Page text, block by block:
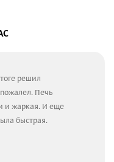
решил
Печь
и жаркая. И еще
быстрая.